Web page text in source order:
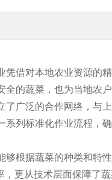
借对本地农业资源的
的蔬菜，也为当地农
广泛的合作网络，与
列标准化作业流程，
根据蔬菜的种类和特
更从技术层面保障了